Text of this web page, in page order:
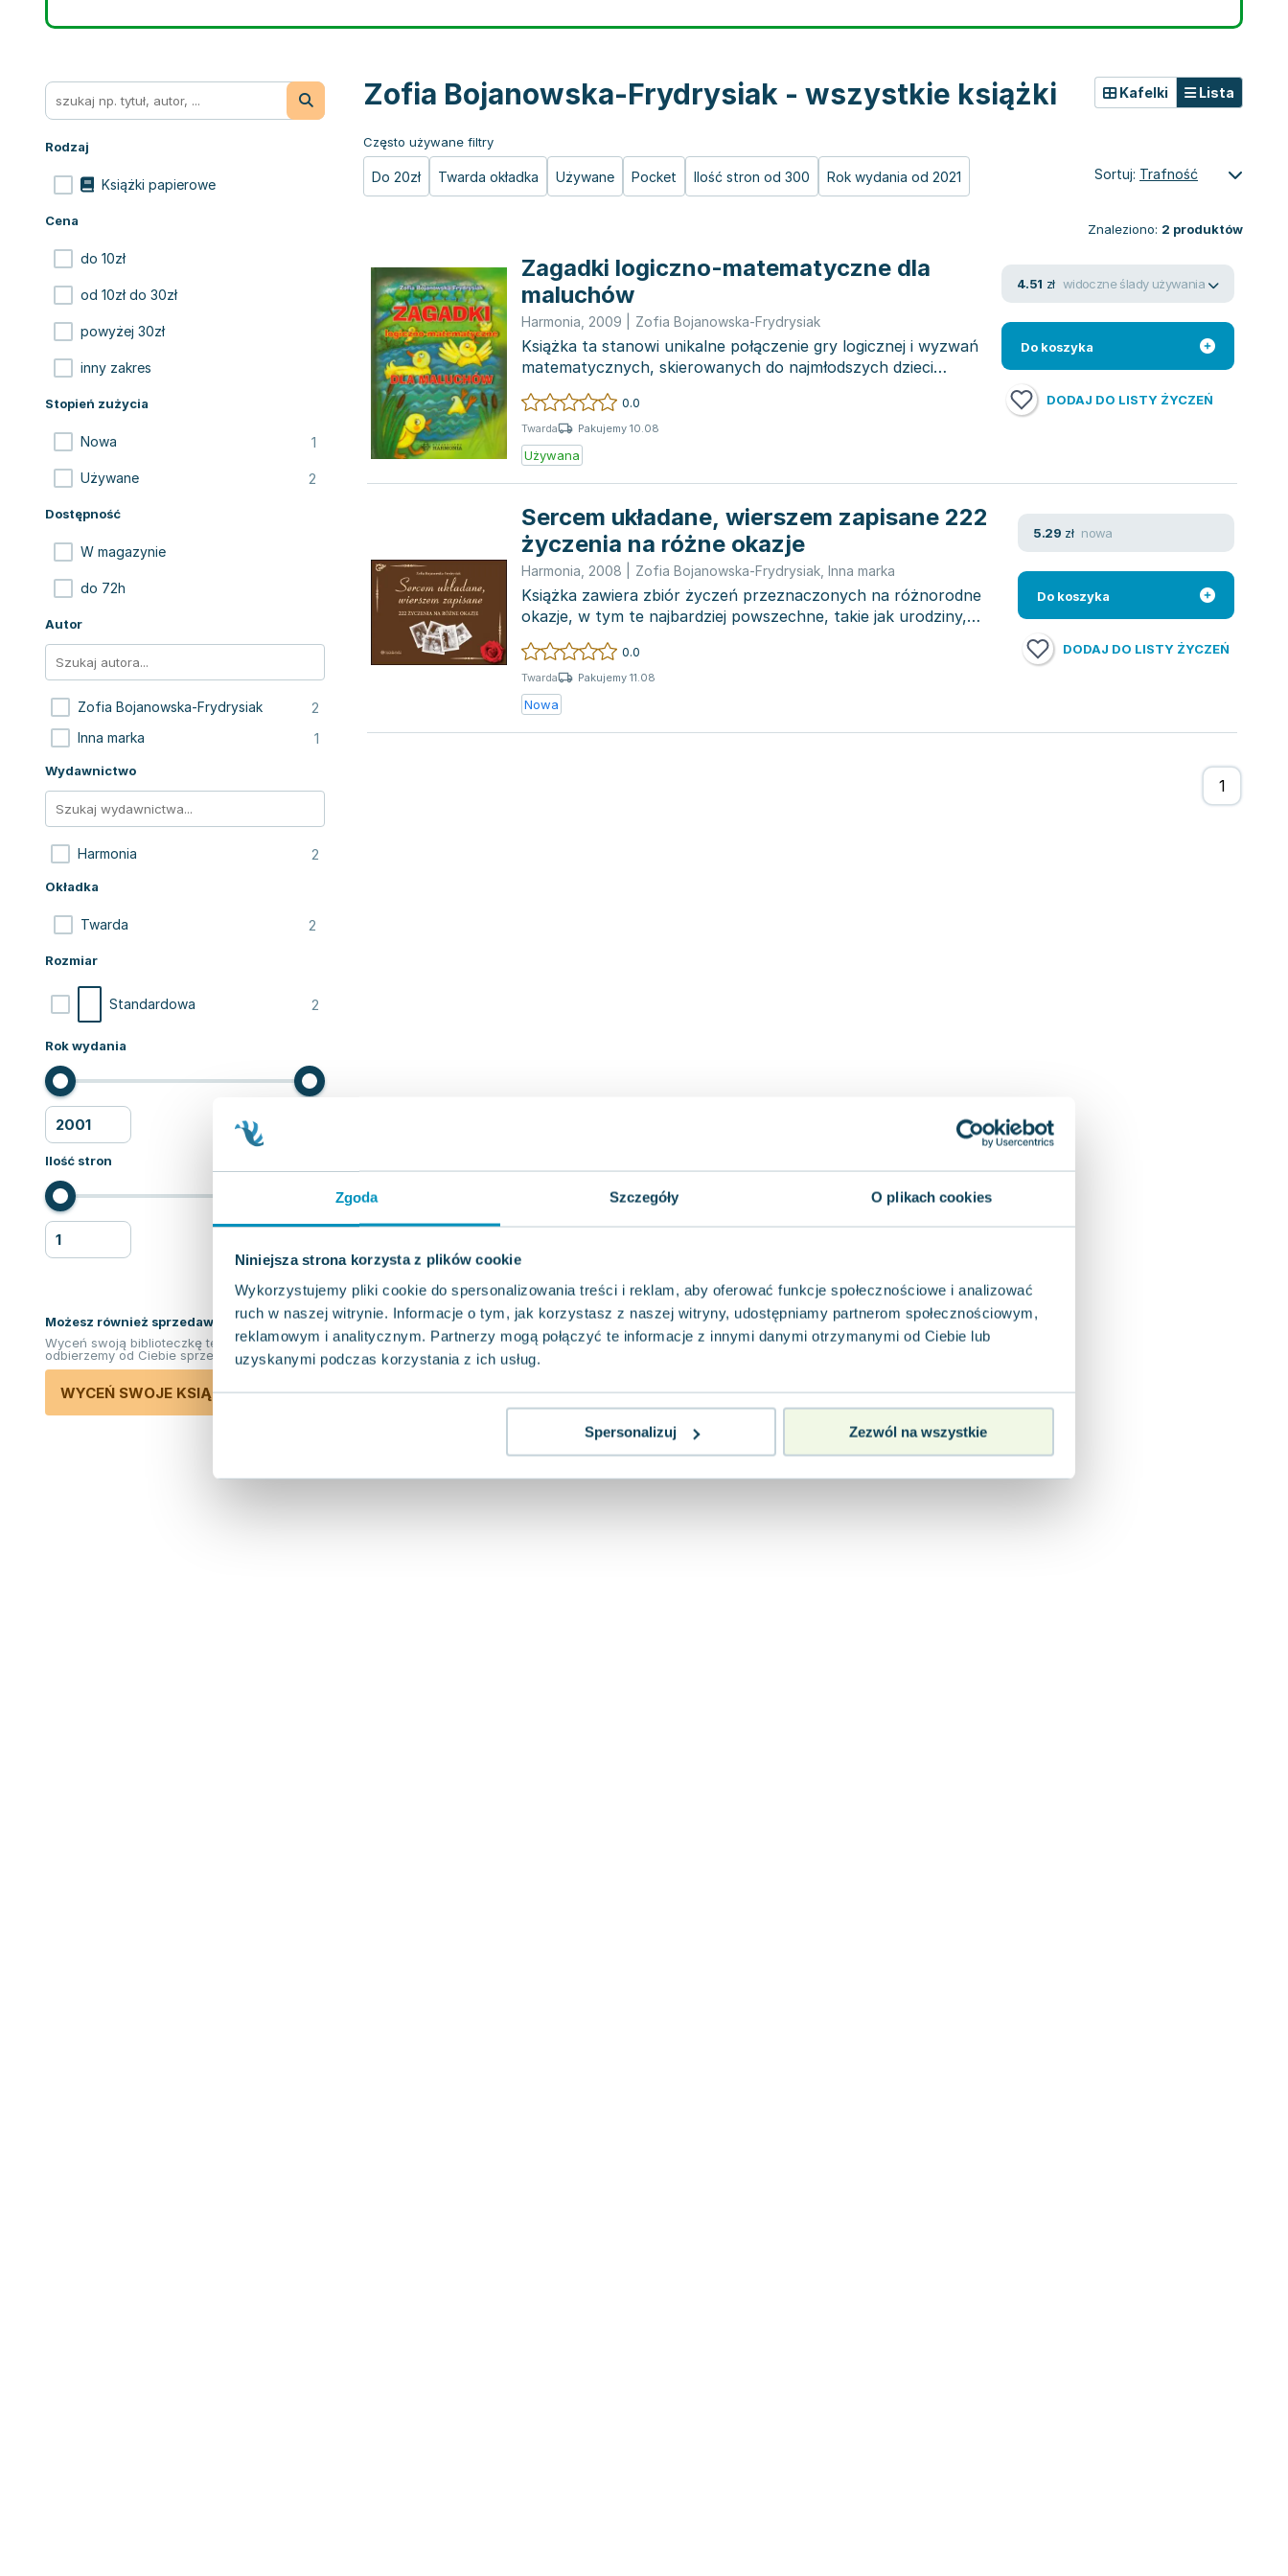
Zgoda Szczegóły O plikach cookies
Niniejsza strona korzysta z plików cookie
Wykorzystujemy pliki cookie do spersonalizowania treści i reklam, aby oferować funkcje społecznościowe i analizować
ruch w naszej witrynie. Informacje o tym, jak korzystasz z naszej witryny, udostępniamy partnerom społecznościowym,
reklamowym i analitycznym. Partnerzy mogą połączyć te informacje z innymi danymi otrzymanymi od Ciebie lub
uzyskanymi podczas korzystania z ich usług.
Spersonalizuj Zezwól na wszystkie
Rodzaj
Książki papierowe
Cena
do 10zł
od 10zł do 30zł
powyżej 30zł
inny zakres
Stopień zużycia
Nowa 1
Używane 2
Dostępność
W magazynie
do 72h
Autor
Zofia Bojanowska-Frydrysiak 2
Inna marka 1
Wydawnictwo
Harmonia 2
Okładka
Twarda 2
Rozmiar
Standardowa 2
Rok wydania
Ilość stron
Możesz również sprzedawać ksiązki!
Wyceń swoją biblioteczkę teraz. Odkupimy i
odbierzemy od Ciebie sprzedane książki.
WYCEŃ SWOJE KSIĄŻKI
Zofia Bojanowska-Frydrysiak - wszystkie książki
Często używane filtry
Do 20zł Twarda okładka Używane Pocket Ilość stron od 300 Rok wydania od 2021
Kafelki Lista
Sortuj: Trafność
Znaleziono: 2 produktów
Zagadki logiczno-matematyczne dla
maluchów
Harmonia 2009 Zofia Bojanowska-Frydrysiak
Książka ta stanowi unikalne połączenie gry logicznej i wyzwań
matematycznych, skierowanych do najmłodszych dzieci
uczących się dod...
0.0
Twarda Pakujemy 10.08
Używana
4.51 zł widoczne ślady używania
Do koszyka
DODAJ DO LISTY ŻYCZEŃ
Sercem układane, wierszem zapisane 222
życzenia na różne okazje
Harmonia 2008 Zofia Bojanowska-Frydrysiak Inna marka
Książka zawiera zbiór życzeń przeznaczonych na różnorodne
okazje, w tym te najbardziej powszechne, takie jak urodziny,
imieniny, ś...
0.0
Twarda Pakujemy 11.08
Nowa
5.29 zł nowa
Do koszyka
DODAJ DO LISTY ŻYCZEŃ